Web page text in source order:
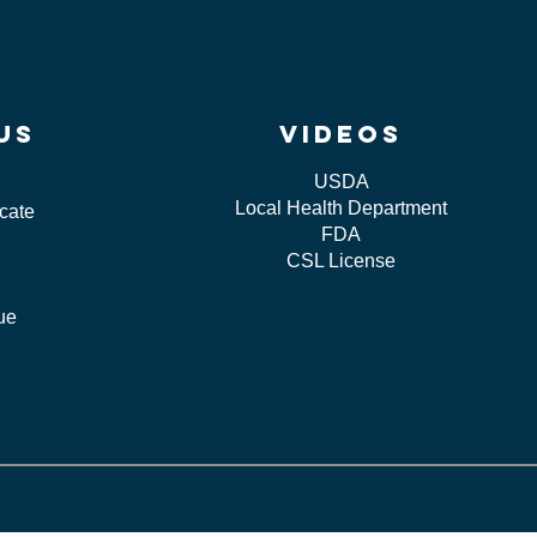
videos
USDA
Local Health Department
FDA
CSL License